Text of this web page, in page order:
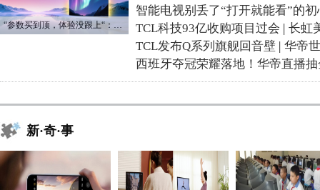
“参数买到顶，体验没跟上“：长虹追光Q70S给高端电视打了个样
智能电视别丢了“打开就能看”的初
TCL科技93亿收购项目过会 | 长虹
TCL发布Q系列旗舰回音壁 | 华帝
西班牙夺冠荣耀落地！华帝直播
新·奇·事